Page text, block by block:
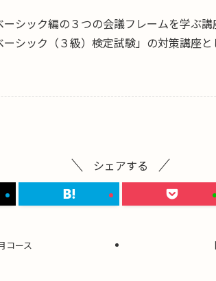
シック編の３つの会議フレームを学ぶ講
シック（３級）検定試験」の対策講座と
シェアする
コース